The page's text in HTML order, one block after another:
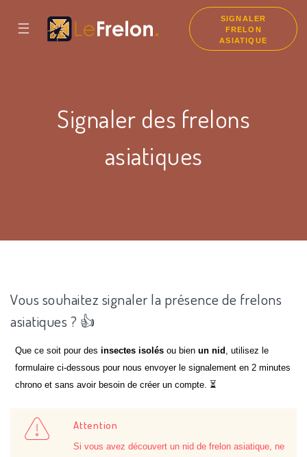
☰
SIGNALER
FRELON
ASIATIQUE
Signaler des frelons
asiatiques
Vous souhaitez signaler la présence de frelons
asiatiques ? 👍
Que ce soit pour desinsectes isolés ou bienun nid , utilisez le
formulaire ci-dessous pour nous envoyer le signalement en 2 minutes
chrono et sans avoir besoin de créer un compte. ⏳
Attention
Si vous avez découvert un nid de frelon asiatique, ne